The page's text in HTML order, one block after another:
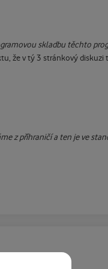
skladbu těchto
že v tý 3 stránkový
z příhraničí a ten je ve